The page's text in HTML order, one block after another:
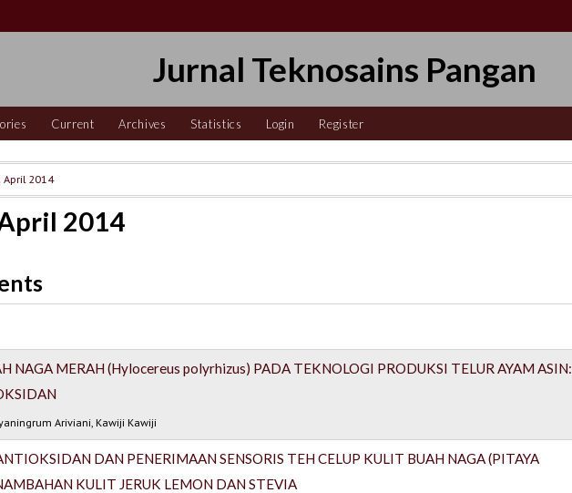
Jurnal Teknosains Pangan
Current Archives Statistics Login Register
April 2014
2014
NAGA MERAH (Hylocereus polyrhizus) PADA TEKNOLOGI PRODUKSI TELUR AYAM ASIN:
Ariviani, Kawiji Kawiji
DAN PENERIMAAN SENSORIS TEH CELUP KULIT BUAH NAGA (PITAYA
KULIT JERUK LEMON DAN STEVIA